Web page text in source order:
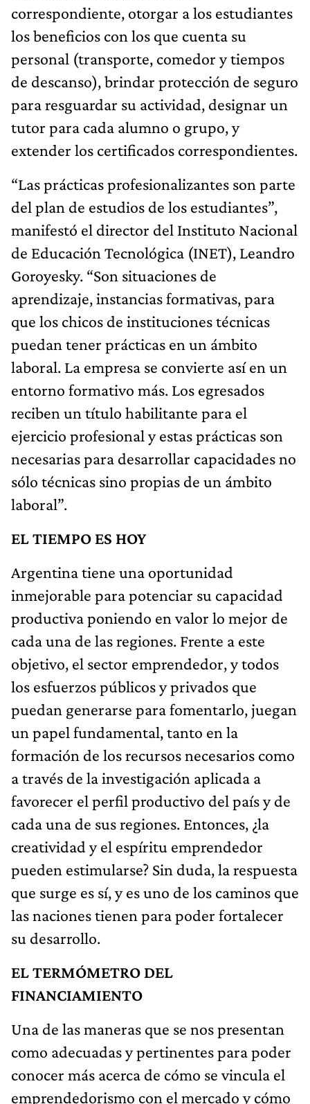
correspondiente, otorgar a los estudiantes
los beneficios con los que cuenta su
personal (transporte, comedor y tiempos
de descanso), brindar protección de seguro
para resguardar su actividad, designar un
tutor para cada alumno o grupo, y
extender los certificados correspondientes.
“Las prácticas profesionalizantes son parte
del plan de estudios de los estudiantes”,
manifestó el director del Instituto Nacional
de Educación Tecnológica (INET), Leandro
Goroyesky. “Son situaciones de
aprendizaje, instancias formativas, para
que los chicos de instituciones técnicas
puedan tener prácticas en un ámbito
laboral. La empresa se convierte así en un
entorno formativo más. Los egresados
reciben un título habilitante para el
ejercicio profesional y estas prácticas son
necesarias para desarrollar capacidades no
sólo técnicas sino propias de un ámbito
laboral”.
EL TIEMPO ES HOY
Argentina tiene una oportunidad
inmejorable para potenciar su capacidad
productiva poniendo en valor lo mejor de
cada una de las regiones. Frente a este
objetivo, el sector emprendedor, y todos
los esfuerzos públicos y privados que
puedan generarse para fomentarlo, juegan
un papel fundamental, tanto en la
formación de los recursos necesarios como
a través de la investigación aplicada a
favorecer el perfil productivo del país y de
cada una de sus regiones. Entonces, ¿la
creatividad y el espíritu emprendedor
pueden estimularse? Sin duda, la respuesta
que surge es sí, y es uno de los caminos que
las naciones tienen para poder fortalecer
su desarrollo.
EL TERMÓMETRO DEL
FINANCIAMIENTO
Una de las maneras que se nos presentan
como adecuadas y pertinentes para poder
conocer más acerca de cómo se vincula el
emprendedorismo con el mercado y cómo